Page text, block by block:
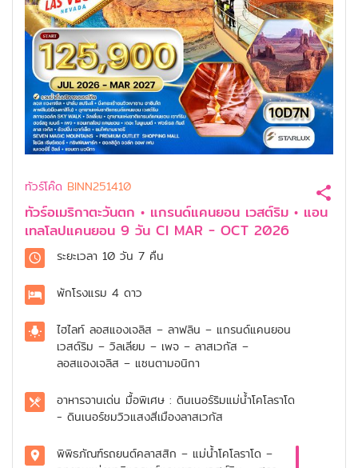
ทัวร์โค๊ด BINN251410
ทัวร์อเมริกาตะวันตก • แกรนด์แคนยอน เวสต์ริม • แอน
เทลโลปแคนยอน 9 วัน CI MAR - OCT 2026
ระยะเวลา 10 วัน 7 คืน
พักโรงแรม 4 ดาว
ไฮไลท์ ลอสแองเจลิส – ลาฟลิน – แกรนด์แคนยอน
เวสต์ริม – วิลเลียม – เพจ – ลาสเวกัส –
ลอสแองเจลิส – แซนตามอนิกา
อาหารจานเด่น มื้อพิเศษ : ดินเนอร์ริมแม่น้ำโคโลราโด
- ดินเนอร์ชมวิวแสงสีเมืองลาสเวกัส
พิพิธภัณฑ์รถยนต์คลาสสิก – แม่น้ำโคโลราโด –